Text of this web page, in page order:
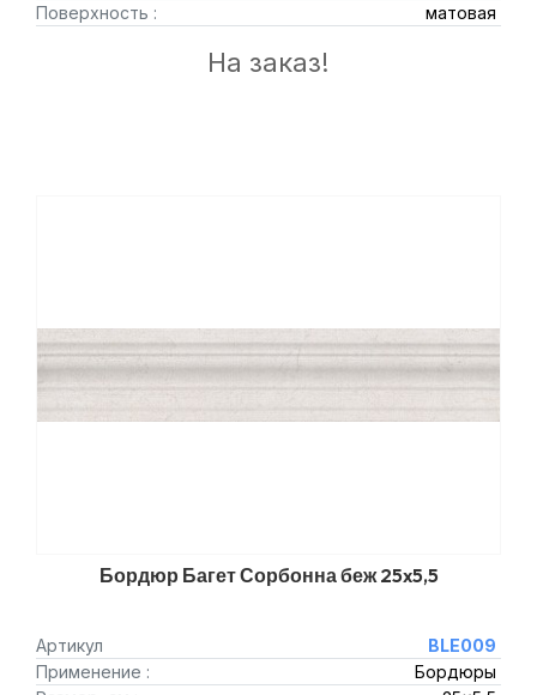
Поверхность :
матовая
На заказ!
Бордюр Багет Сорбонна беж 25x5,5
Артикул
BLE009
Применение :
Бордюры